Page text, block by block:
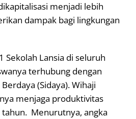
menjadi lebih
dampak bagi lingkungan
Sekolah Lansia di seluruh
terhubung dengan
(Sidaya). Wihaji
menjaga produktivitas
Menurutnya, angka